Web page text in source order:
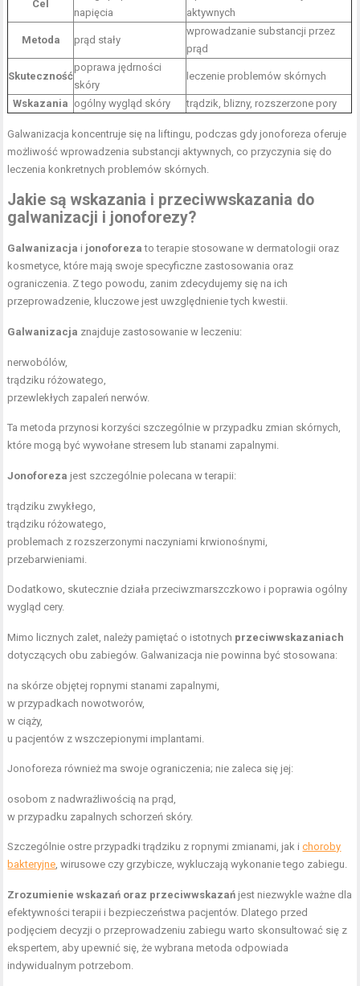
Cel
napięcia
aktywnych
Metoda prąd stały
wprowadzanie substancji przez
prąd
Skuteczność
poprawa jędrności
skóry
leczenie problemów skórnych
Wskazania ogólny wygląd skóry trądzik, blizny, rozszerzone pory
Galwanizacja koncentruje się na liftingu, podczas gdy jonoforeza oferuje
możliwość wprowadzenia substancji aktywnych, co przyczynia się do
leczenia konkretnych problemów skórnych.
Jakie są wskazania i przeciwwskazania do
galwanizacji i jonoforezy?
Galwanizacja i jonoforeza to terapie stosowane w dermatologii oraz
kosmetyce, które mają swoje specyficzne zastosowania oraz
ograniczenia. Z tego powodu, zanim zdecydujemy się na ich
przeprowadzenie, kluczowe jest uwzględnienie tych kwestii.
Galwanizacja znajduje zastosowanie w leczeniu:
nerwobólów,
trądziku różowatego,
przewlekłych zapaleń nerwów.
Ta metoda przynosi korzyści szczególnie w przypadku zmian skórnych,
które mogą być wywołane stresem lub stanami zapalnymi.
Jonoforeza jest szczególnie polecana w terapii:
trądziku zwykłego,
trądziku różowatego,
problemach z rozszerzonymi naczyniami krwionośnymi,
przebarwieniami.
Dodatkowo, skutecznie działa przeciwzmarszczkowo i poprawia ogólny
wygląd cery.
Mimo licznych zalet, należy pamiętać o istotnych przeciwwskazaniach
dotyczących obu zabiegów. Galwanizacja nie powinna być stosowana:
na skórze objętej ropnymi stanami zapalnymi,
w przypadkach nowotworów,
w ciąży,
u pacjentów z wszczepionymi implantami.
Jonoforeza również ma swoje ograniczenia; nie zaleca się jej:
osobom z nadwrażliwością na prąd,
w przypadku zapalnych schorzeń skóry.
Szczególnie ostre przypadki trądziku z ropnymi zmianami, jak ichoroby
bakteryjne, wirusowe czy grzybicze, wykluczają wykonanie tego zabiegu.
Zrozumienie wskazań oraz przeciwwskazań jest niezwykle ważne dla
efektywności terapii i bezpieczeństwa pacjentów. Dlatego przed
podjęciem decyzji o przeprowadzeniu zabiegu warto skonsultować się z
ekspertem, aby upewnić się, że wybrana metoda odpowiada
indywidualnym potrzebom.